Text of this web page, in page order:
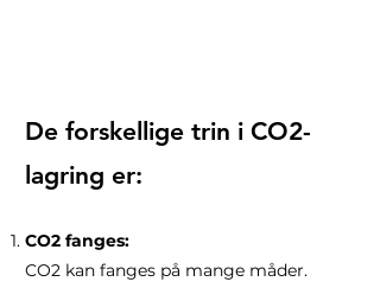
De forskellige trin i CO2-
lagring er:
CO2 fanges:
CO2 kan fanges på mange måder.